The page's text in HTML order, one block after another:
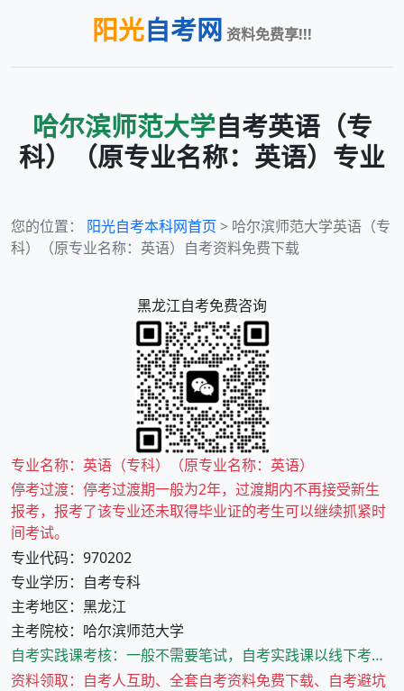
阳光自考网 资料免费享!!!
哈尔滨师范大学自考英语（专
科）（原专业名称：英语） 专业
您的位置： 阳光自考本科网首页 > 哈尔滨师范大学英语（专
科）（原专业名称：英语）自考资料免费下载
黑龙江自考免费咨询
专业名称：英语（专科）（原专业名称：英语）
停考过渡：停考过渡期一般为2年，过渡期内不再接受新生
报考，报考了该专业还未取得毕业证的考生可以继续抓紧时
间考试。
专业代码：970202
专业学历：自考专科
主考地区：黑龙江
主考院校：哈尔滨师范大学
自考实践课考核：一般不需要笔试，自考实践课以线下考核为主，实践考核的时间与方式由主考院校确定。
资料领取：自考人互助、全套自考资料免费下载、自考避坑